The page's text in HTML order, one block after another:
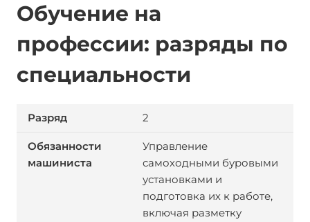
Обучение на
профессии: разряды по
специальности
2
Управление
самоходными буровыми
установками и
подготовка их к работе,
включая разметку